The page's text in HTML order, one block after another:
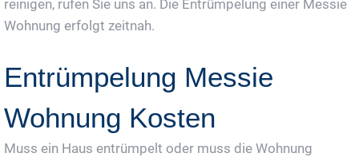
reinigen, rufen Sie uns an. Die Entrümpelung einer Messie
Wohnung erfolgt zeitnah.
Entrümpelung Messie
Wohnung Kosten
Muss ein Haus entrümpelt oder muss die Wohnung